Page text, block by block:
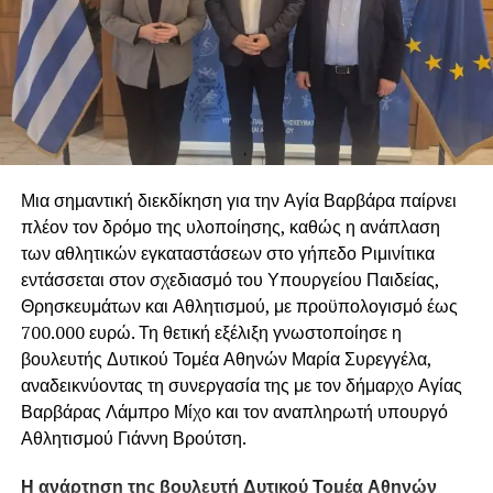
μας θα συνεχίσει να βρίσκεται δίπλα στους
πυρόπληκτους, ανθρώπους και ζώα, με όλες του τις
δυνάμεις.
Μια σημαντική διεκδίκηση για την Αγία Βαρβάρα παίρνει
πλέον τον δρόμο της υλοποίησης, καθώς η ανάπλαση
των αθλητικών εγκαταστάσεων στο γήπεδο Ριμινίτικα
εντάσσεται στον σχεδιασμό του Υπουργείου Παιδείας,
Θρησκευμάτων και Αθλητισμού, με προϋπολογισμό έως
700.000 ευρώ. Τη θετική εξέλιξη γνωστοποίησε η
βουλευτής Δυτικού Τομέα Αθηνών Μαρία Συρεγγέλα,
αναδεικνύοντας τη συνεργασία της με τον δήμαρχο Αγίας
Βαρβάρας Λάμπρο Μίχο και τον αναπληρωτή υπουργό
Αθλητισμού Γιάννη Βρούτση.
Η ανάρτηση της βουλευτή Δυτικού Τομέα Αθηνών